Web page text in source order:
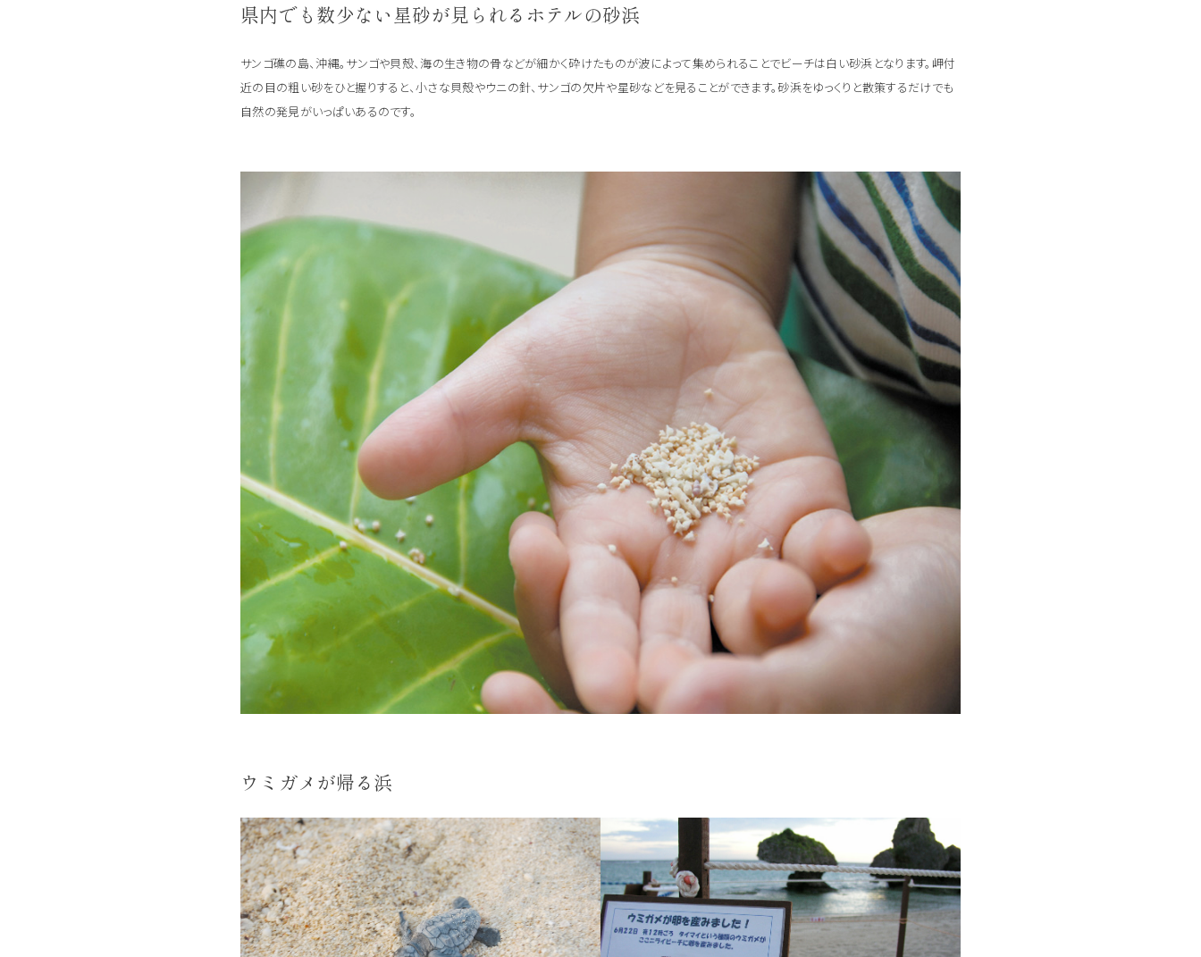
県内でも数少ない星砂が見られるホテルの砂浜
サンゴ礁の島、沖縄。サンゴや貝殻、海の生き物の骨などが細かく砕けたものが波によって集められることでビーチは白い砂浜となります。岬付
近の目の粗い砂をひと握りすると、小さな貝殻やウニの針、サンゴの欠片や星砂などを見ることができます。砂浜をゆっくりと散策するだけでも
自然の発見がいっぱいあるのです。
ウミガメが帰る浜